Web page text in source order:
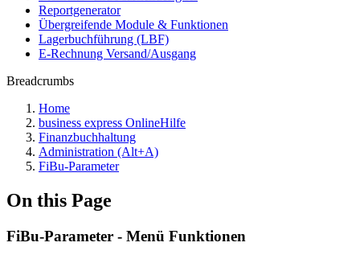
Reportgenerator
Übergreifende Module & Funktionen
Lagerbuchführung (LBF)
E-Rechnung Versand/Ausgang
Breadcrumbs
Home
business express OnlineHilfe
Finanzbuchhaltung
Administration (Alt+A)
FiBu-Parameter
On this Page
FiBu-Parameter - Menü Funktionen